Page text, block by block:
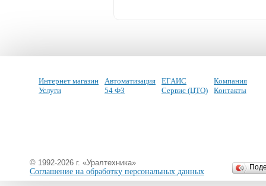
Интернет магазин
Услуги
Автоматизация
54 ФЗ
ЕГАИС
Сервис (ЦТО)
Компания
Контакты
© 1992-2026 г. «Уралтехника»
Соглашение на обработку персональных данных